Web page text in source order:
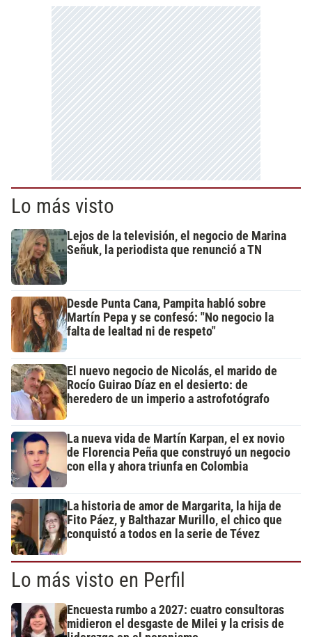
Lo más visto
Lejos de la televisión, el negocio de Marina
Señuk, la periodista que renunció a TN
Desde Punta Cana, Pampita habló sobre
Martín Pepa y se confesó: "No negocio la
falta de lealtad ni de respeto"
El nuevo negocio de Nicolás, el marido de
Rocío Guirao Díaz en el desierto: de
heredero de un imperio a astrofotógrafo
La nueva vida de Martín Karpan, el ex novio
de Florencia Peña que construyó un negocio
con ella y ahora triunfa en Colombia
La historia de amor de Margarita, la hija de
Fito Páez, y Balthazar Murillo, el chico que
conquistó a todos en la serie de Tévez
Lo más visto en Perfil
Encuesta rumbo a 2027: cuatro consultoras
midieron el desgaste de Milei y la crisis de